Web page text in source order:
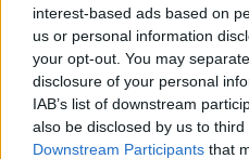
interest-based ads based on
us or personal information
your opt-out. You may
disclosure of your personal
IAB’s list of downstream
also be disclosed by us to
Downstream Participants that